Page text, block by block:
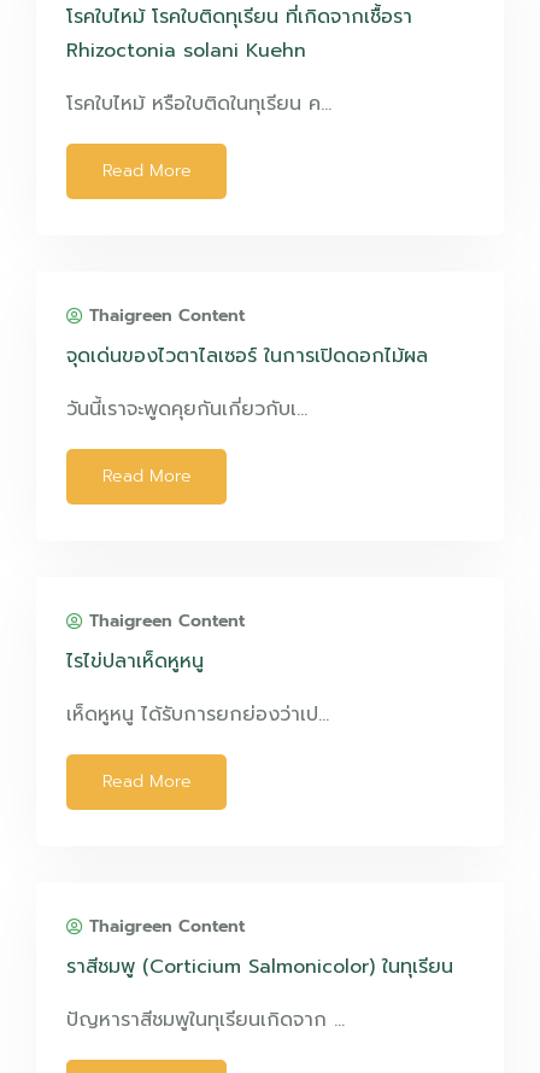
โรคใบไหม้ โรคใบติดทุเรียน ที่เกิดจากเชื้อรา
Rhizoctonia solani Kuehn
โรคใบไหม้ หรือใบติดในทุเรียน ค…
Read More
Thaigreen Content
จุดเด่นของไวตาไลเซอร์ ในการเปิดดอกไม้ผล
วันนี้เราจะพูดคุยกันเกี่ยวกับเ…
Read More
Thaigreen Content
ไรไข่ปลาเห็ดหูหนู
เห็ดหูหนู ได้รับการยกย่องว่าเป…
Read More
Thaigreen Content
ราสีชมพู (Corticium Salmonicolor) ในทุเรียน
ปัญหาราสีชมพูในทุเรียนเกิดจาก …